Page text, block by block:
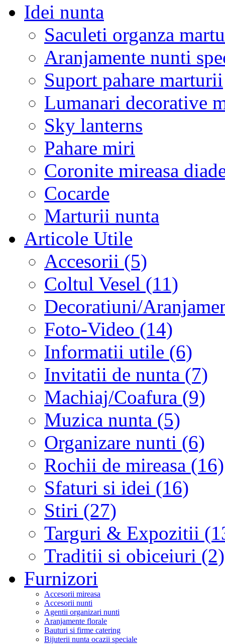
Idei nunta
Saculeti organza
Aranjamente nunti
Suport pahare marturii
Lumanari decorative
Sky lanterns
Pahare miri
Coronite mireasa
Cocarde
Marturii nunta
Articole Utile
Accesorii (5)
Coltul Vesel (11)
Decoratiuni/
Foto-Video (14)
Informatii utile (6)
Invitatii de nunta (7)
Machiaj/Coafura (9)
Muzica nunta (5)
Organizare nunti (6)
Rochii de mireasa (16)
Sfaturi si idei (16)
Stiri (27)
Targuri & Expozitii
Traditii si obiceiuri (2)
Furnizori
Accesorii mireasa
Accesorii nunti
Agentii organizari nunti
Aranjamente florale
Bauturi si firme catering
Bijuterii nunta ocazii speciale